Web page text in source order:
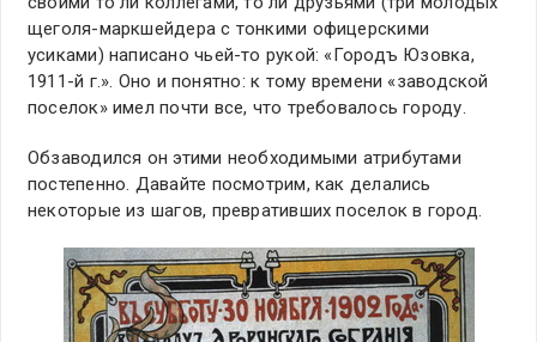
щеголя-маркшейдера с тонкими офицерскими
усиками) написано чьей-то рукой: «Городъ Юзовка,
1911-й г.». Оно и понятно: к тому времени «заводской
поселок» имел почти все, что требовалось городу.
Обзаводился он этими необходимыми атрибутами
постепенно. Давайте посмотрим, как делались
некоторые из шагов, превративших поселок в город.